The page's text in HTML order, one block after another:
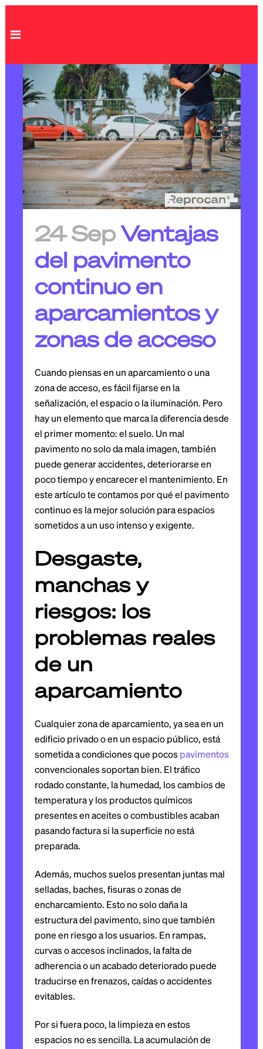
24 SepVentajas
del pavimento
continuo en
aparcamientos y
zonas de acceso
Cuando piensas en un aparcamiento o una
zona de acceso, es fácil fijarse en la
señalización, el espacio o la iluminación. Pero
hay un elemento que marca la diferencia desde
el primer momento: el suelo. Un mal
pavimento no solo da mala imagen, también
puede generar accidentes, deteriorarse en
poco tiempo y encarecer el mantenimiento. En
este artículo te contamos por qué el pavimento
continuo es la mejor solución para espacios
sometidos a un uso intenso y exigente.
Desgaste,
manchas y
riesgos: los
problemas reales
de un
aparcamiento
Cualquier zona de aparcamiento, ya sea en un
edificio privado o en un espacio público, está
sometida a condiciones que pocos pavimentos
convencionales soportan bien. El tráfico
rodado constante, la humedad, los cambios de
temperatura y los productos químicos
presentes en aceites o combustibles acaban
pasando factura si la superficie no está
preparada.
Además, muchos suelos presentan juntas mal
selladas, baches, fisuras o zonas de
encharcamiento. Esto no solo daña la
estructura del pavimento, sino que también
pone en riesgo a los usuarios. En rampas,
curvas o accesos inclinados, la falta de
adherencia o un acabado deteriorado puede
traducirse en frenazos, caídas o accidentes
evitables.
Por si fuera poco, la limpieza en estos
espacios no es sencilla. La acumulación de